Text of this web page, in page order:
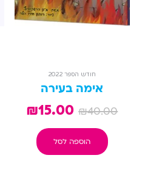
חודש הספר 2022
אימה בעירה
₪40.00
₪15.00
הוספה לסל